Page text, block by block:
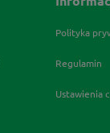
Polityka
Regulamin
Ustawienia